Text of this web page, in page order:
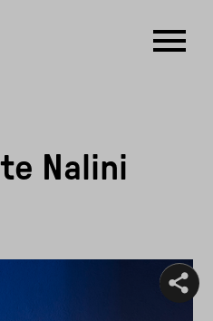
IT
日本語
어
Nalini